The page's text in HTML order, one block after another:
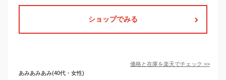
ショップでみる
価格と在庫を楽天でチェック >>
あみあみあみ(40代・女性)